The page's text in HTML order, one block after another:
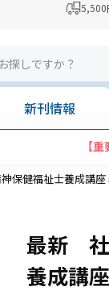
5,500
新刊情報
【
保健福祉士養成講
最新 社
養成講